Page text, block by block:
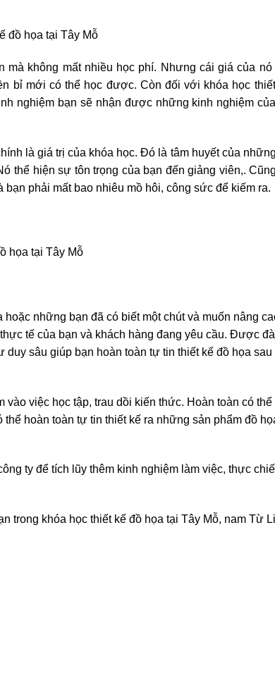
đồ họa tại Tây Mỗ
mà không mất nhiều học phí. Nhưng cái giá của nó
bỉ mới có thể học được. Còn đối với khóa học
nghiệm bạn sẽ nhận được những kinh nghiệm
là giá trị của khóa học. Đó là tâm huyết của
thể hiện sự tôn trọng của bạn đến giảng viên,.
phải mất bao nhiêu mồ hôi, công sức để kiếm ra.
họa tại Tây Mỗ
những bạn đã có biết một chút và muốn nâng
tế của bạn và khách hàng đang yêu cầu. Được
sâu giúp bạn hoàn toàn tự tin thiết kế đồ họa sau
việc học tập, trau dồi kiến thức. Hoàn toàn có thể
hoàn toàn tự tin thiết kế ra những sản phẩm đồ
ty để tích lũy thêm kinh nghiệm làm việc, thực
trong khóa học thiết kế đồ họa tại Tây Mỗ, nam Từ